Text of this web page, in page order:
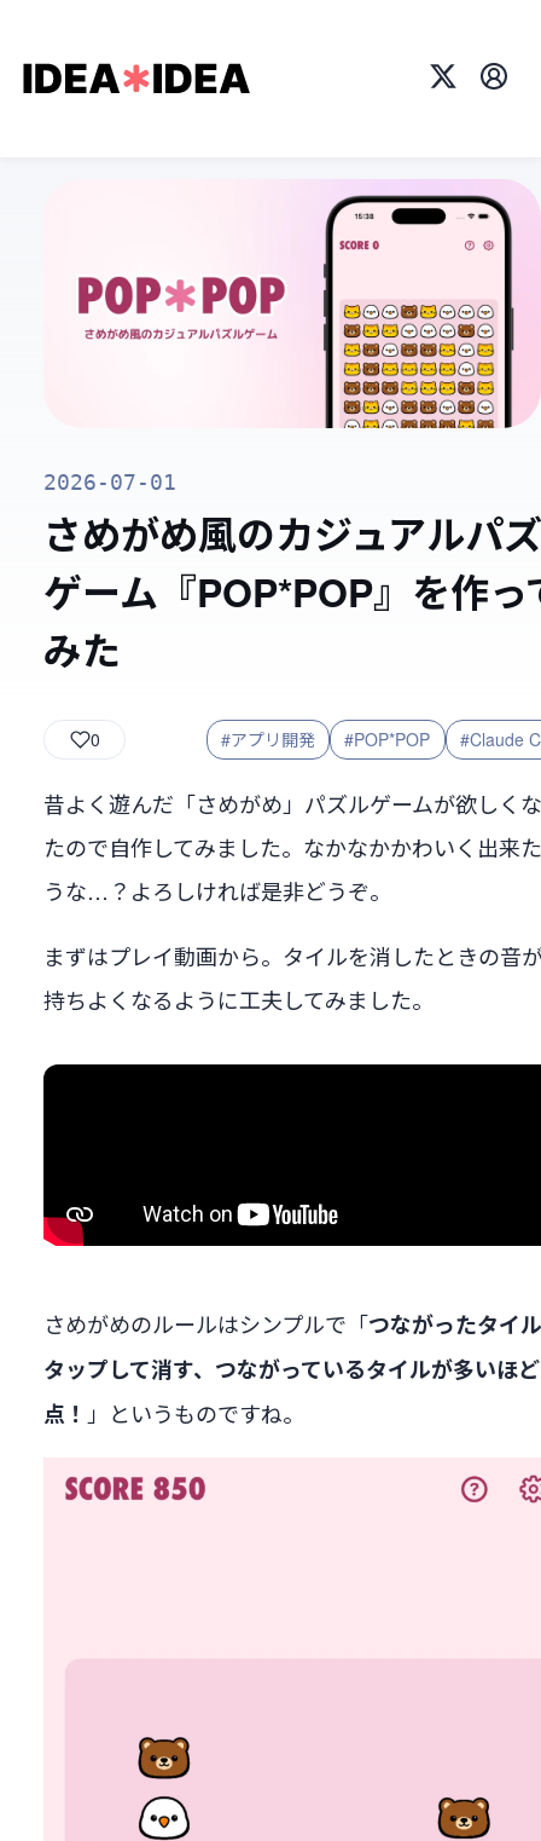
X プロ
2026-07-01
さめがめ風のカジュアルパ
ゲーム『POP*POP』を作っ
みた
0 #アプリ開発 #POP*POP #Claude
昔よく遊んだ「さめがめ」パズルゲームが欲しく
たので自作してみました。なかなかかわいく出来
うな…？よろしければ是非どうぞ。
まずはプレイ動画から。タイルを消したときの音
持ちよくなるように工夫してみました。
さめがめのルールはシンプルで「つながったタイ
タップして消す、つながっているタイルが多いほ
点！ 」というものですね。